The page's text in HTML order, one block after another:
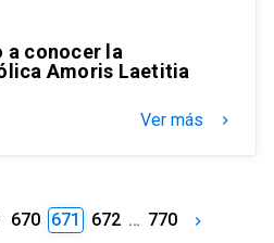
a conocer la
Amoris Laetitia
Ver más keyboard_arrow_right
670 671 672 … 770 keyboard_arrow_right